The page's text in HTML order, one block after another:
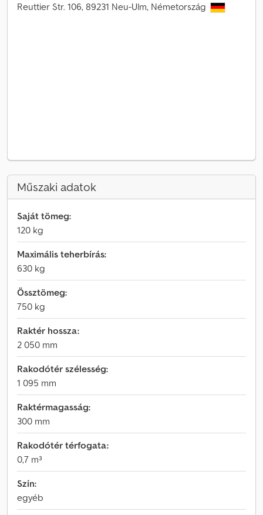
Reuttier Str. 106, 89231 Neu-Ulm, Németország
Műszaki adatok
Saját tömeg:
120 kg
Maximális teherbírás:
630 kg
Össztömeg:
750 kg
Raktér hossza:
2 050 mm
Rakodótér szélesség:
1 095 mm
Raktérmagasság:
300 mm
Rakodótér térfogata:
0,7 m³
Szín:
egyéb